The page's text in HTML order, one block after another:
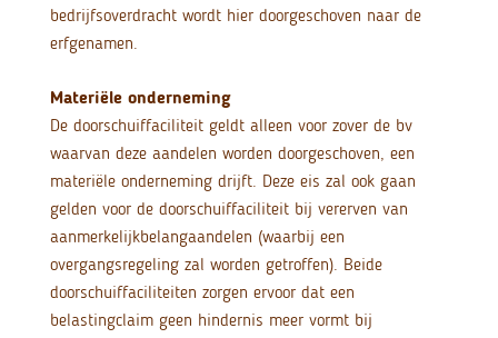
bedrijfsoverdracht wordt hier doorgeschoven naar de
erfgenamen.
Materiële onderneming
De doorschuiffaciliteit geldt alleen voor zover de bv
waarvan deze aandelen worden doorgeschoven, een
materiële onderneming drijft. Deze eis zal ook gaan
gelden voor de doorschuiffaciliteit bij vererven van
aanmerkelijkbelangaandelen (waarbij een
overgangsregeling zal worden getroffen). Beide
doorschuiffaciliteiten zorgen ervoor dat een
belastingclaim geen hindernis meer vormt bij